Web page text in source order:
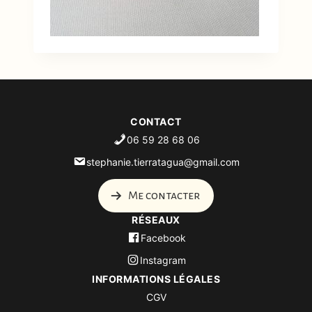
INFORMATIONS LÉGALES
CGV
RÉSEAUX
Facebook
Instagram
CONTACT
06 59 28 68 06
stephanie.tierratagua@gmail.com
Me contacter